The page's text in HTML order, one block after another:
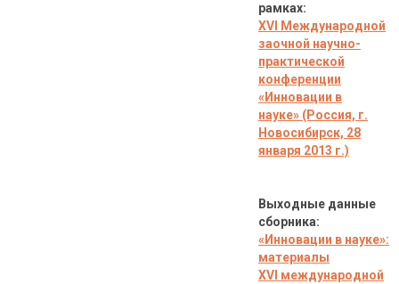
рамках:
XVI Международной
заочной научно-
практической
конференции
«Инновации в
науке» (Россия, г.
Новосибирск, 28
января 2013 г.)
Выходные данные
сборника:
«Инновации в науке»:
материалы
XVI международной